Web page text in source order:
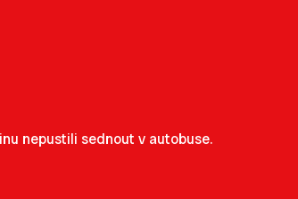
nepustili sednout v autobuse.